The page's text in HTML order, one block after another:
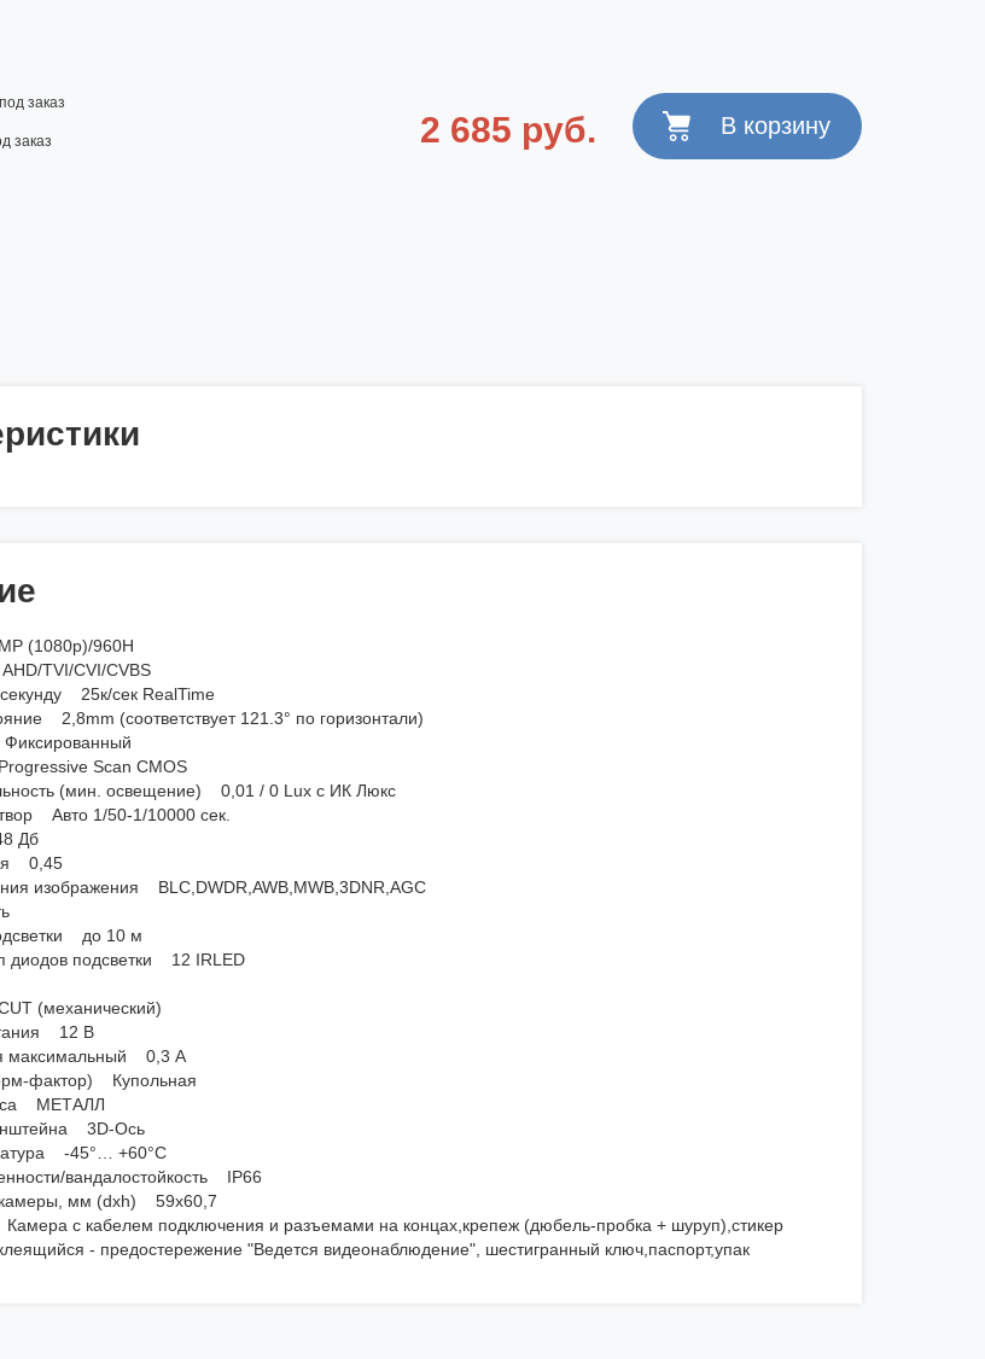
под заказ
заказ 2 685 руб.
(1080p)/960H
TVI/CVI/CVBS
25к/сек RealTime
2,8mm (соответствует 121.3° по горизонтали)
Scan CMOS
(мин. освещение) 0,01 / 0 Lux с ИК Люкс
Авто 1/50-1/10000 сек.
Дб
0,45
изображения BLC,DWDR,AWB,MWB,3DNR,AGC
до 10 м
диодов подсветки 12 IRLED
(механический)
12 В
максимальный 0,3 А
фактор) Купольная
МЕТАЛЛ
3D-Ось
-45°… +60°С
вандалостойкость IP66
мм (dхh) 59х60,7
с кабелем подключения и разъемами на концах,крепеж (дюбель-пробка + шуруп),cтикер
- предостережение "Ведется видеонаблюдение", шестигранный ключ,паспорт,упак